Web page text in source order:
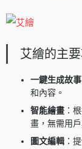
艾繪的主
一鍵生成故事
和內容。
智能繪畫 ：
畫，無需用
圖文編輯 ：